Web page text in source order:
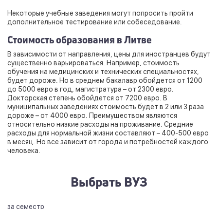
Некоторые учебные заведения могут попросить пройти
дополнительное тестирование или собеседование.
Стоимость образования в Литве
В зависимости от направления, цены для иностранцев будут
существенно варьироваться. Например, стоимость
обучения на медицинских и технических специальностях,
будет дороже. Но в среднем бакалавр обойдется от 1200
до 5000 евро в год, магистратура – от 2300 евро.
Докторская степень обойдется от 7200 евро. В
муниципальных заведениях стоимость будет в 2 или 3 раза
дороже – от 4000 евро. Преимуществом являются
относительно низкие расходы на проживание. Средние
расходы для нормальной жизни составляют – 400-500 евро
в месяц. Но все зависит от города и потребностей каждого
человека.
Выбрать ВУЗ
за семестр